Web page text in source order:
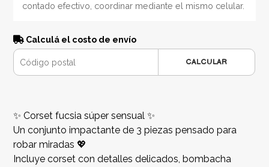
contado efectivo, coordinar mediante el mismo celular.
Calculá el costo de envío
CALCULAR
✨ Corset fucsia súper sensual ✨
Un conjunto impactante de 3 piezas pensado para
robar miradas 💖
Incluye corset con detalles delicados, bombacha